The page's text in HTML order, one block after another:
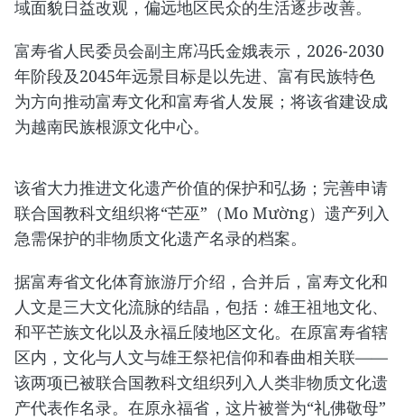
域面貌日益改观，偏远地区民众的生活逐步改善。
富寿省人民委员会副主席冯氏金娥表示，2026-2030
年阶段及2045年远景目标是以先进、富有民族特色
为方向推动富寿文化和富寿省人发展；将该省建设成
为越南民族根源文化中心。
该省大力推进文化遗产价值的保护和弘扬；完善申请
联合国教科文组织将“芒巫”（Mo Mường）遗产列入
急需保护的非物质文化遗产名录的档案。
据富寿省文化体育旅游厅介绍，合并后，富寿文化和
人文是三大文化流脉的结晶，包括：雄王祖地文化、
和平芒族文化以及永福丘陵地区文化。在原富寿省辖
区内，文化与人文与雄王祭祀信仰和春曲相关联——
该两项已被联合国教科文组织列入人类非物质文化遗
产代表作名录。在原永福省，这片被誉为“礼佛敬母”